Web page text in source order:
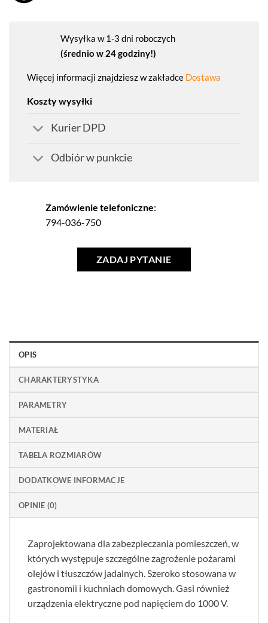
Wysyłka w 1-3 dni roboczych
(średnio w 24 godziny!)
Więcej informacji znajdziesz w zakładce Dostawa
Koszty wysyłki
Kurier DPD
Odbiór w punkcie
Zamówienie telefoniczne:
794-036-750
ZADAJ PYTANIE
OPIS
CHARAKTERYSTYKA
PARAMETRY
MATERIAŁ
TABELA ROZMIARÓW
DODATKOWE INFORMACJE
OPINIE (0)
Zaprojektowana dla zabezpieczania pomieszczeń, w
których występuje szczególne zagrożenie pożarami
olejów i tłuszczów jadalnych. Szeroko stosowana w
gastronomii i kuchniach domowych. Gasi również
urządzenia elektryczne pod napięciem do 1000 V.